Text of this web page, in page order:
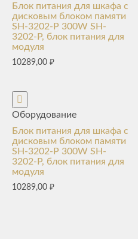
Блок питания для шкафа с
дисковым блоком памяти
SH-3202-P 300W SH-
3202-P, блок питания для
модуля
10289,00 ₽
Оборудование
Блок питания для шкафа с
дисковым блоком памяти
SH-3202-P 300W SH-
3202-P, блок питания для
модуля
10289,00 ₽